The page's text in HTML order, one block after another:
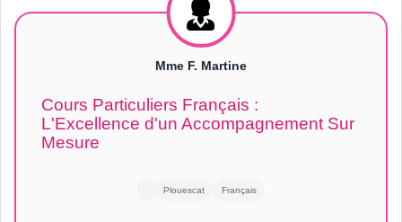
Mme F. Martine
Cours Particuliers Français :
L'Excellence d'un Accompagnement Sur
Mesure
Plouescat Français